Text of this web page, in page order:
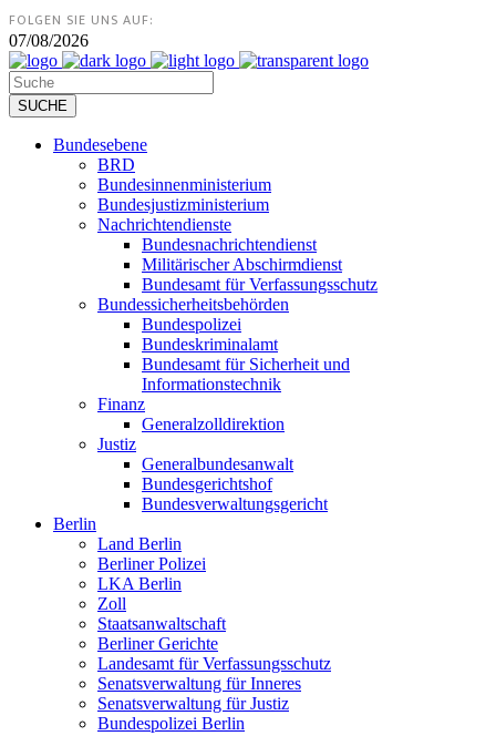
FOLGEN SIE UNS AUF:
07/08/2026
Bundesebene
BRD
Bundesinnenministerium
Bundesjustizministerium
Nachrichtendienste
Bundesnachrichtendienst
Militärischer Abschirmdienst
Bundesamt für Verfassungsschutz
Bundessicherheitsbehörden
Bundespolizei
Bundeskriminalamt
Bundesamt für Sicherheit und
Informationstechnik
Finanz
Generalzolldirektion
Justiz
Generalbundesanwalt
Bundesgerichtshof
Bundesverwaltungsgericht
Berlin
Land Berlin
Berliner Polizei
LKA Berlin
Zoll
Staatsanwaltschaft
Berliner Gerichte
Landesamt für Verfassungsschutz
Senatsverwaltung für Inneres
Senatsverwaltung für Justiz
Bundespolizei Berlin